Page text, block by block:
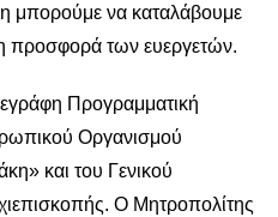
μπορούμε να καταλάβουμε
προσφορά των ευεργετών.
Προγραμματική
Οργανισμού
και του Γενικού
Ο Μητροπολίτης